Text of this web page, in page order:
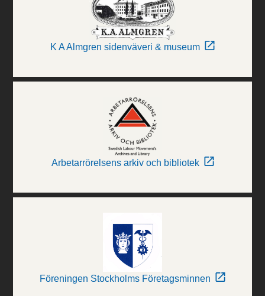
K A Almgren sidenväveri & museum
Arbetarrörelsens arkiv och bibliotek
Föreningen Stockholms Företagsminnen